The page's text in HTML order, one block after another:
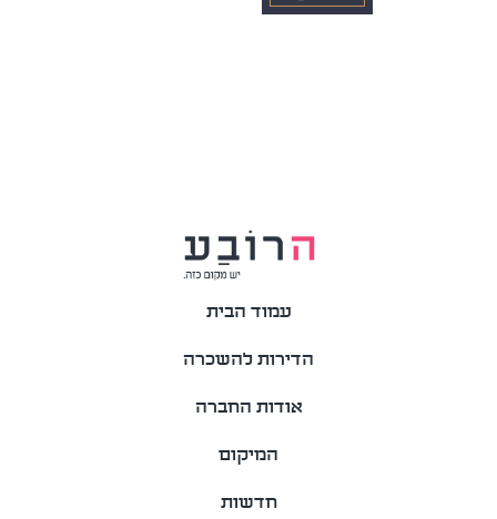
חדשות
המיקום
אודות החברה
הדירות להשכרה
עמוד הבית